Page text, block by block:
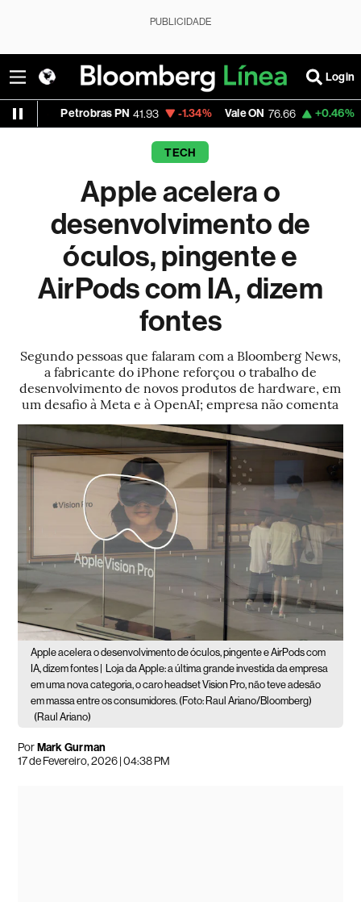
PUBLICIDADE
Login
41.93 -1.34% Vale ON 76.66 +0.46% Itaú PN
TECH
Apple acelera o
desenvolvimento de
óculos, pingente e
AirPods com IA, dizem
fontes
Segundo pessoas que falaram com a Bloomberg News,
a fabricante do iPhone reforçou o trabalho de
desenvolvimento de novos produtos de hardware, em
um desafio à Meta e à OpenAI; empresa não comenta
Apple acelera o desenvolvimento de óculos, pingente e AirPods com
IA, dizem fontes |
Loja da Apple: a última grande investida da empresa
em uma nova categoria, o caro headset Vision Pro, não teve adesão
em massa entre os consumidores. (Foto: Raul Ariano/Bloomberg)
(Raul Ariano)
PorMark Gurman
17 de Fevereiro, 2026 | 04:38 PM